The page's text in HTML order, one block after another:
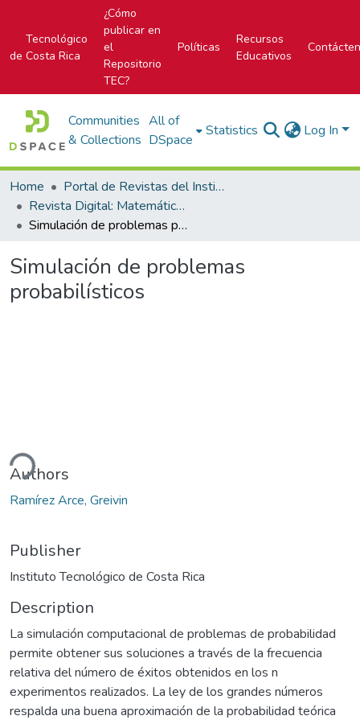
Tecnológico
de Costa Rica
¿Cómo
publicar en
el
Repositorio
TEC?
Políticas
Recursos
Educativos
Communities
& Collections
All of
DSpace
Statistics Log In
Home
Portal de Revistas del Instituto Tecnológico de Costa Rica
Revista Digital: Matemática, Educación e Internet
Simulación de problemas probabilísticos
Simulación de problemas
probabilísticos
Authors
Ramírez Arce, Greivin
Publisher
Instituto Tecnológico de Costa Rica
Description
La simulación computacional de problemas de probabilidad
permite obtener sus soluciones a través de la frecuencia
relativa del número de éxitos obtenidos en los n
experimentos realizados. La ley de los grandes números
respalda una buena aproximación de la probabilidad teórica